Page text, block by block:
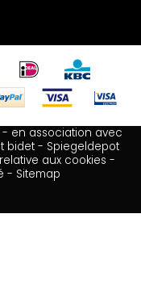
en association avec
bidet - Spiegeldepot
aux cookies -
- Sitemap